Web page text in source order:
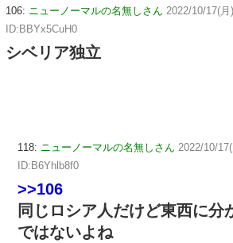
106: ニューノーマルの名無しさん 2022/10/17(
ID:BBYx5CuH0
シベリア独立
118: ニューノーマルの名無しさん 2022/10/
ID:B6Yhlb8f0
>>106
同じロシア人だけど東西に分
ではないよね